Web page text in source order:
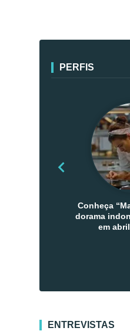
PERFIS
Conheça
dorama
em
ENTREVISTAS